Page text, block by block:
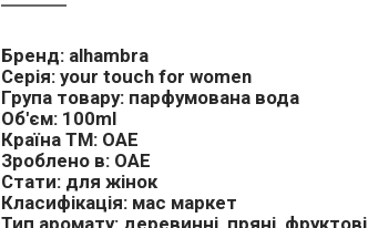
Бренд: alhambra
Серія: your touch for women
Група товару: парфумована вода
Об'єм: 100ml
Країна ТМ: ОАЕ
Зроблено в: ОАЕ
Стати: для жінок
Класифікація: мас маркет